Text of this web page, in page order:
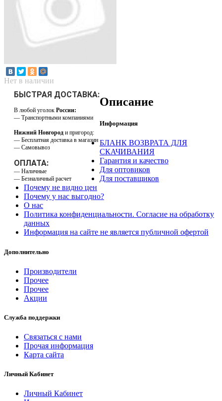
Нет в наличии
БЫСТРАЯ ДОСТАВКА:
В любой уголок России:
— Транспортными компаниями
Нижний Новгород и пригород:
— Бесплатная доставка в магазин
— Самовывоз
ОПЛАТА:
— Наличные
— Безналичный расчет
Описание
Информация
БЛАНК ВОЗВРАТА ДЛЯ
СКАЧИВАНИЯ
Гарантия и качество
Для оптовиков
Для поставщиков
Почему не видно цен
Почему у нас выгодно?
О нас
Политика конфиденциальности. Согласие на обработку
данных
Информация на сайте не является публичной офертой
Дополнительно
Производители
Прочее
Прочее
Акции
Служба поддержки
Связаться с нами
Прочая информация
Карта сайта
Личный Кабинет
Личный Кабинет